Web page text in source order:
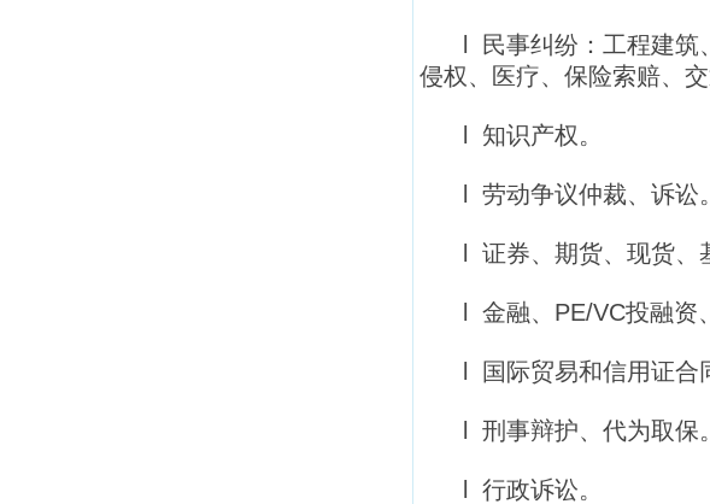
l 民事纠纷：工程建
侵权、医疗、保险索赔、交
l 知识产权。
l 劳动争议仲裁、诉讼。
l 证券、期货、现货、
l 金融、PE/VC投融资
l 国际贸易和信用证合
l 刑事辩护、代为取保。
l 行政诉讼。